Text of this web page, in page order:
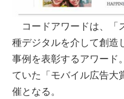
コードアワードは、「
種デジタルを介して創造
事例を表彰するアワード
ていた「モバイル広告大
催となる。